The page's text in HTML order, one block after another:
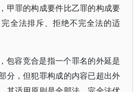
甲罪的构成要件比乙罪的构成要
全法排斥、拒绝不完全法的适
包容竞合是指一个罪名的外延是
分，但犯罪构成的内容已超出外